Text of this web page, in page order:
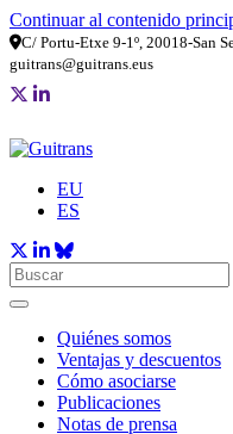
Continuar al contenido
C/ Portu-Etxe 9-1º, 20018-San
guitrans@guitrans.eus
EU
ES
Quiénes somos
Ventajas y descuentos
Cómo asociarse
Publicaciones
Notas de prensa